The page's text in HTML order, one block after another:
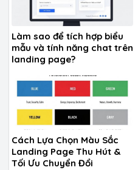
Làm sao để tích hợp biểu
mẫu và tính năng chat trên
landing page?
Cách Lựa Chọn Màu Sắc
Landing Page Thu Hút &
Tối Ưu Chuyển Đổi